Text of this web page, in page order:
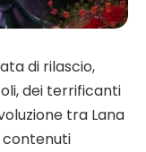
di rilascio,
dei terrificanti
tra Lana
contenuti